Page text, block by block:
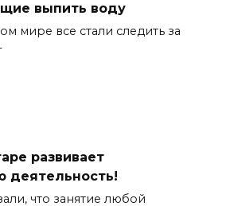
выпить воду
мире все стали следить за
развивает
деятельность!
что занятие любой